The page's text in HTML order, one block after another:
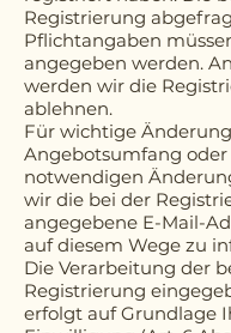
Registrierung
Pflichtangaben
angegeben werden.
werden wir die
ablehnen.
Für wichtige
Angebotsumfang
notwendigen
wir die bei der
angegebene E-Mail-
auf diesem Wege zu
Die Verarbeitung der
Registrierung
erfolgt auf Grundlage